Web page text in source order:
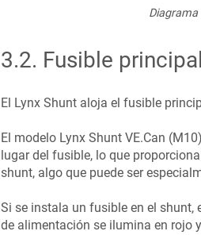
3.2. Fusible principal
El Lynx Shunt aloja el fusible
El modelo Lynx Shunt VE.Can (M10)
lugar del fusible, lo que
shunt, algo que puede ser
Si se instala un fusible en el shunt,
de alimentación se ilumina en rojo